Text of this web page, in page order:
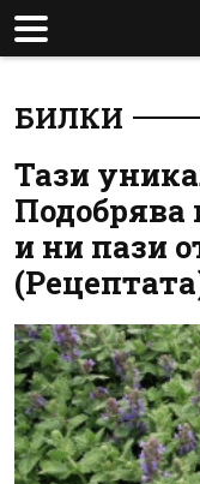
БИЛКИ
Тази
Подобрява
и ни пази